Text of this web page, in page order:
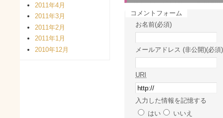
コメントフォーム
お名前(必須)
メールアドレス (非公開)(必須)
URI
入力した情報を記憶する
はい
いいえ
2011年4月
2011年3月
2011年2月
2011年1月
2010年12月